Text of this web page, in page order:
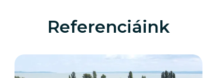
Referenciáink